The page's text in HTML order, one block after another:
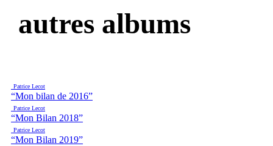
autres albums
Patrice Lecot
“Mon bilan de 2016”
Patrice Lecot
“Mon Bilan 2018”
Patrice Lecot
“Mon Bilan 2019”